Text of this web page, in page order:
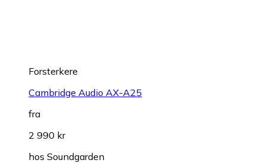
Forsterkere
Cambridge Audio AX-A25
fra
2 990 kr
hos Soundgarden